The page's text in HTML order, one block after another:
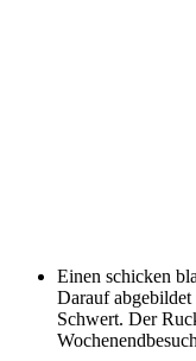
Einen schicken
Darauf
Schwert. Der